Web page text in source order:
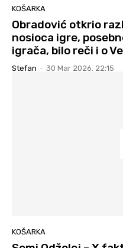
KOŠARKA
Obradović otkrio
nosioca igre,
igrača, bilo reči i o
Stefan - 30 Mar 2026. 22:15
KOŠARKA